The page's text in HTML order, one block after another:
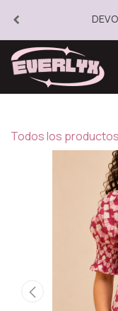
Todos los productos